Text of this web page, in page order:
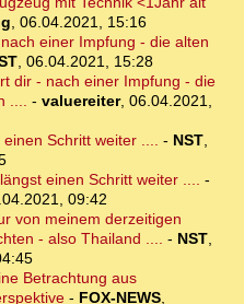
, 06.04.2021, 15:16
einer Impfung - die alten
, 06.04.2021, 15:28
dir - nach einer Impfung - die
.... - valuereiter, 06.04.2021,
Schritt weiter .... - NST,
einen Schritt weiter .... -
09:42
von meinem derzeitigen
- also Thailand .... - NST,
Betrachtung aus
- FOX-NEWS,